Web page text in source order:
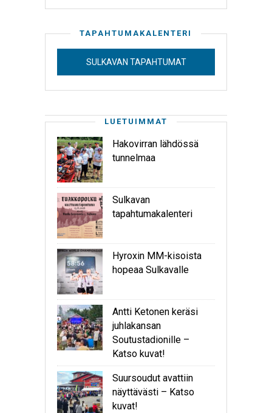
TAPAHTUMAKALENTERI
SULKAVAN TAPAHTUMAT
LUETUIMMAT
Hakovirran lähdössä
tunnelmaa
Sulkavan
tapahtumakalenteri
Hyroxin MM-kisoista
hopeaa Sulkavalle
Antti Ketonen keräsi
juhlakansan
Soutustadionille –
Katso kuvat!
Suursoudut avattiin
näyttävästi – Katso
kuvat!